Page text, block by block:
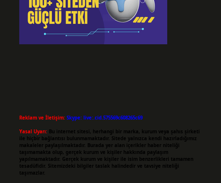
Reklam ve İletişim: Skype: live:.cid.575569c608265c69
Yasal Uyarı: Bu internet sitesi, herhangi bir marka, kurum veya şahıs şirketi
ile hiçbir bağlantısı bulunmamaktadır. Sitede yalnızca kendi hazırladığımız
makaleler paylaşılmaktadır. Burada yer alan içerikler haber niteliği
taşımamakta olup, gerçek kurum ve kişiler hakkında paylaşım
yapılmamaktadır. Gerçek kurum ve kişiler ile isim benzerlikleri tamamen
tesadüfidir. Sitemizdeki bilgiler taslak halindedir ve tavsiye niteliği
taşımazlar.